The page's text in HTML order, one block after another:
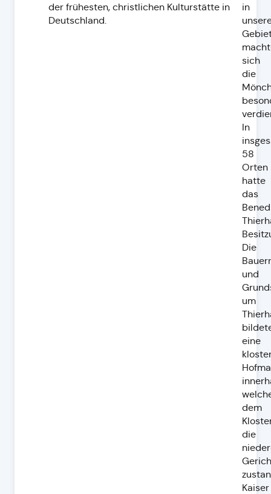
der frühesten, christlichen Kulturstätte in
Deutschland.
in
sich
die
In
58
Orten
hatte
das
Die
und
um
eine
dem
die
Kaiser